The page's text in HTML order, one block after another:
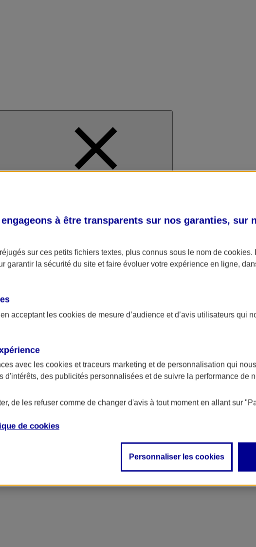
à être transparents sur nos garanties, sur
sur ces petits fichiers textes, plus connus sous le nom de cookies.
garantir la sécurité du site et faire évoluer votre expérience en ligne,
acceptant les cookies de mesure d’audience et d’avis utilisateurs qui
avec les cookies et traceurs marketing et de personnalisation qui
d'intérêts, des publicités personnalisées et de suivre la performance de
de les refuser comme de changer d'avis à tout moment en allant sur
de cookies
Personnaliser les cookies